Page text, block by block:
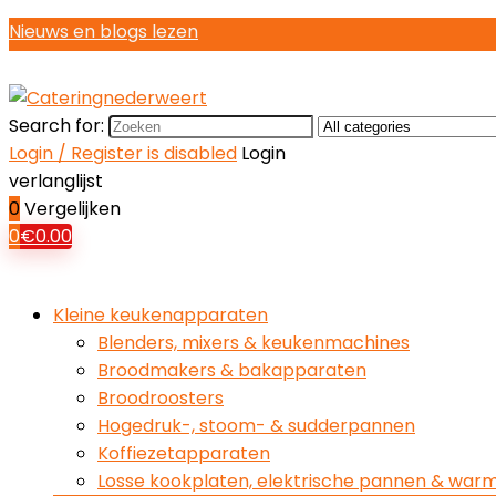
Nieuws en blogs lezen
Search for:
Login / Register is disabled Login
verlanglijst
0Vergelijken
0€0.00
Kleine keukenapparaten
Blenders, mixers & keukenmachines
Broodmakers & bakapparaten
Broodroosters
Hogedruk-, stoom- & sudderpannen
Koffiezetapparaten
Losse kookplaten, elektrische pannen &